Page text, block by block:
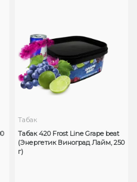
Табак
Табак 420 Frost Line Grape beat
(Энергетик Виноград Лайм, 250
г)